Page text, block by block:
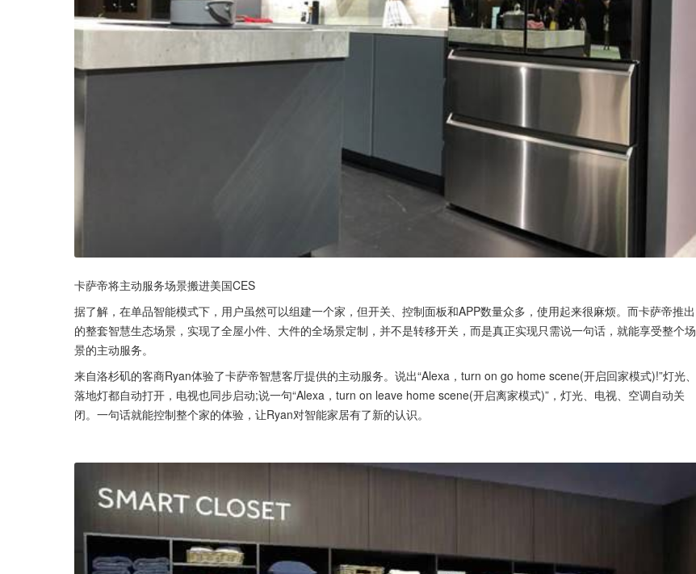
卡萨帝将主动服务场景搬进美国CES
据了解，在单品智能模式下，用户虽然可以组建一个家，但开关、控制面板和APP数量众多，使用起来很麻烦。而卡萨帝推出
的整套智慧生态场景，实现了全屋小件、大件的全场景定制，并不是转移开关，而是真正实现只需说一句话，就能享受整个场
景的主动服务。
来自洛杉矶的客商Ryan体验了卡萨帝智慧客厅提供的主动服务。说出“Alexa，turn on go home scene(开启回家模式)!”灯光、
落地灯都自动打开，电视也同步启动;说一句“Alexa，turn on leave home scene(开启离家模式)”，灯光、电视、空调自动关
闭。一句话就能控制整个家的体验，让Ryan对智能家居有了新的认识。